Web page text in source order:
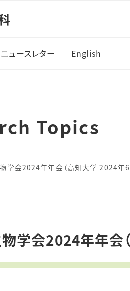
ュースレター English
Topics
学会2024年年会（高知大学 2024年6
学会2024年年会